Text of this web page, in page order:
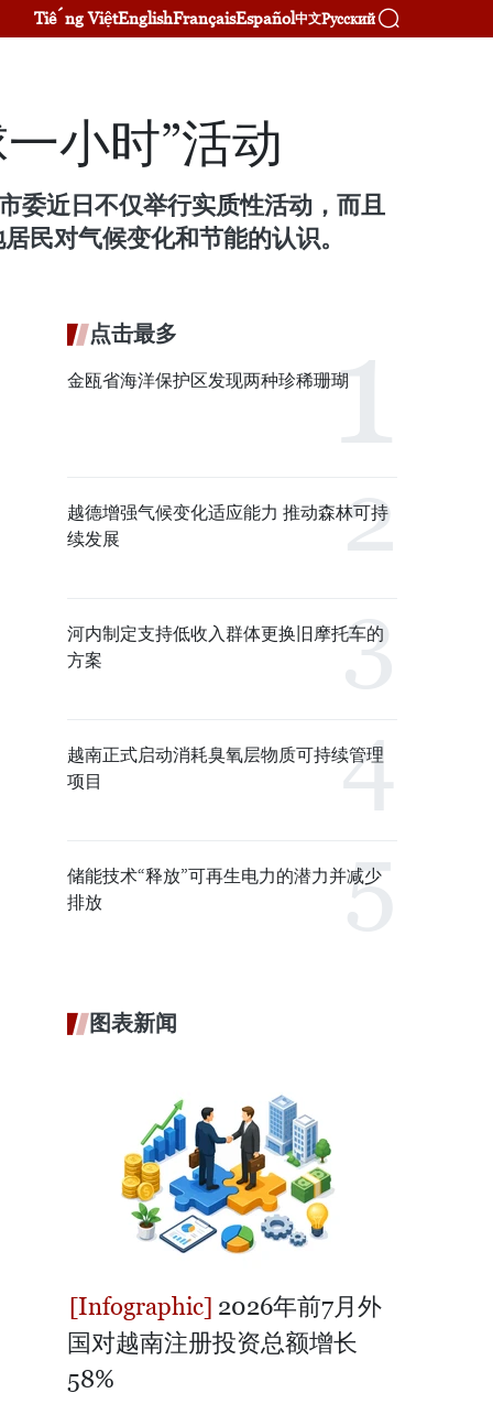
Tiếng ViệtEnglishFrançaisEspañol中文Русский
小时”活动
委近日不仅举行实质性活动，而且
民对气候变化和节能的认识。
点击最多
金瓯省海洋保护区发现两种珍稀珊瑚
越德增强气候变化适应能力 推动森林可持
续发展
河内制定支持低收入群体更换旧摩托车的
方案
越南正式启动消耗臭氧层物质可持续管理
项目
储能技术“释放”可再生电力的潜力并减少
排放
图表新闻
2026年前7月外
国对越南注册投资总额增长
58%